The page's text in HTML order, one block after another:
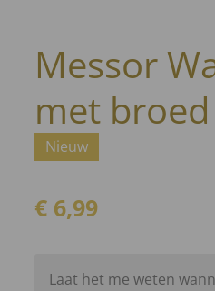
Messor
met broed
Nieuw
€ 6,99
Laat het me weten